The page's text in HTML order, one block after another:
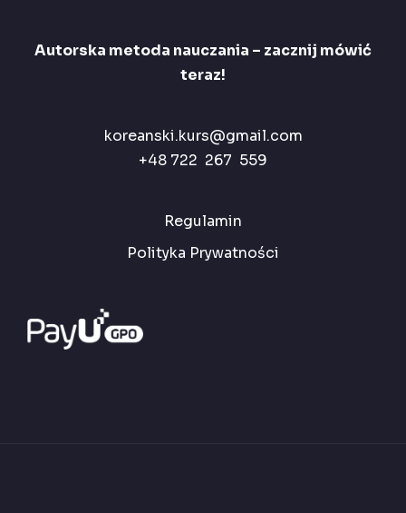
Autorska metoda nauczania – zacznij mówić
teraz!
koreanski.kurs@gmail.com
+48 722 267 559
Regulamin
Polityka Prywatności